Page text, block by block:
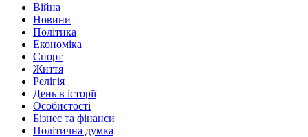
Війна
Новини
Політика
Економіка
Спорт
Життя
Релігія
День в історії
Особистості
Бізнес та фінанси
Політична думка